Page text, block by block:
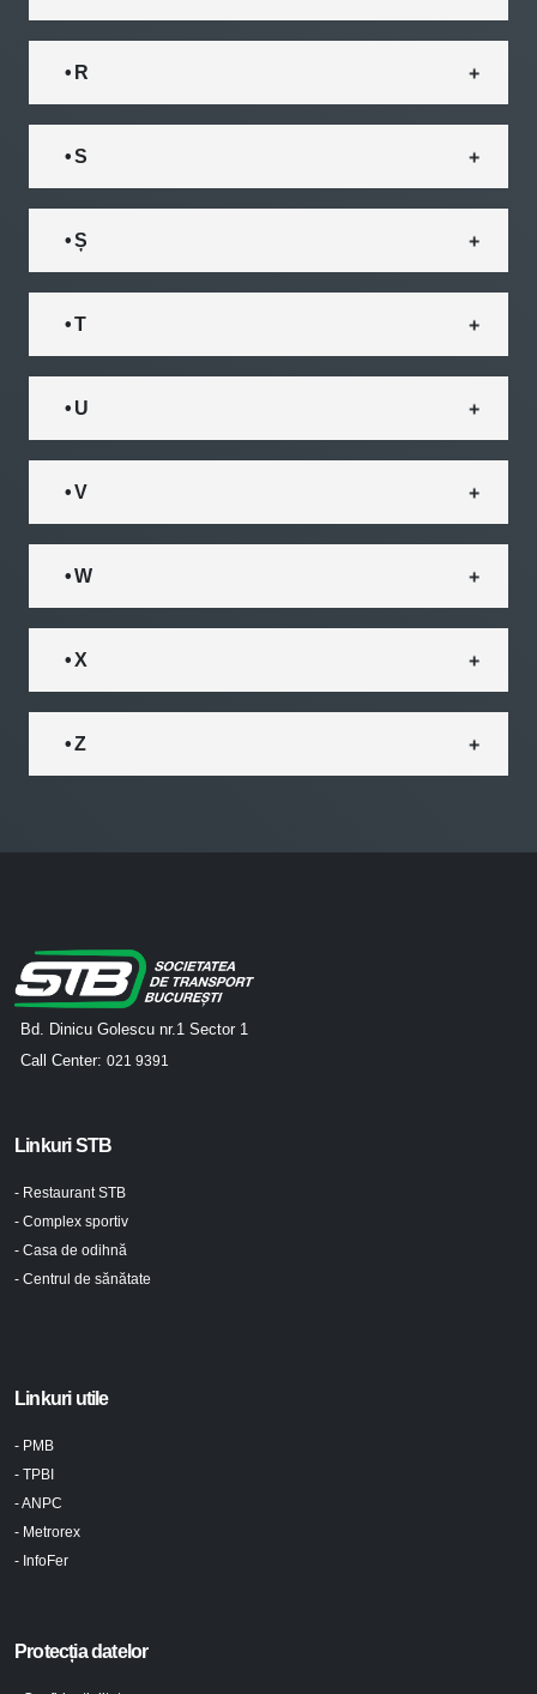
• R
• S
• Ș
• T
• U
• V
• W
• X
• Z
Bd. Dinicu Golescu nr.1 Sector 1
Call Center: 021 9391
Linkuri STB
- Restaurant STB
- Complex sportiv
- Casa de odihnă
- Centrul de sănătate
Linkuri utile
- PMB
- TPBI
- ANPC
- Metrorex
- InfoFer
Protecția datelor